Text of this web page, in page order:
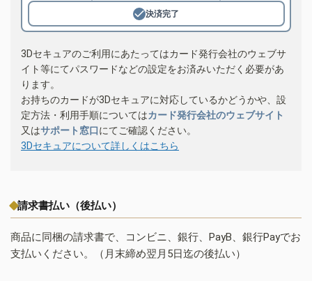
決済完了
3Dセキュアのご利用にあたってはカード発行会社のウェブサ
イト等にてパスワードなどの設定をお済みいただく必要があ
ります。
お持ちのカードが3Dセキュアに対応しているかどうかや、設
定方法・利用手順についてはカード発行会社のウェブサイト
又はサポート窓口にてご確認ください。
3Dセキュアについて詳しくはこちら
請求書払い（後払い）
商品に同梱の請求書で、コンビニ、銀行、PayB、銀行Payでお
支払いください。（月末締め翌月5日迄の後払い）